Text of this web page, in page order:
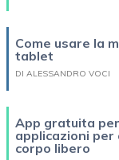
Come usare la
tablet
DI ALESSANDRO VOCI
App gratuita
applicazioni
corpo libero